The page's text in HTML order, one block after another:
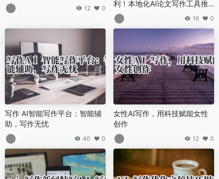
12 0
利！本地化AI论文写作工具推
荐与使用攻略
16 0
写作 AI智能写作平台：智能辅
助，写作无忧
40 0
女性AI写作，用科技赋能女性
创作
12 0